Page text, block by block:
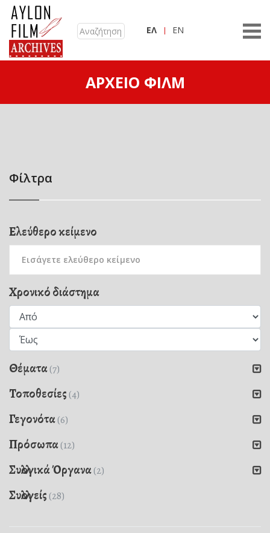
ΕΛ EN
ΑΡΧΕΊΟ ΦΙΛΜ
Φίλτρα
Ελεύθερο κείμενο
Χρονικό διάστημα
Θέματα(7)
Τοποθεσίες (4)
Γεγονότα(6)
Πρόσωπα(12)
Συλλογικά Όργανα(2)
Συλλογείς (28)